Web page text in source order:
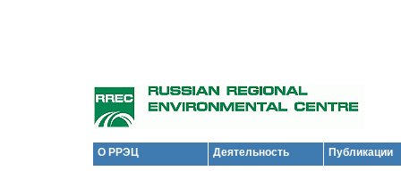
О РРЭЦ Деятельность Публикации